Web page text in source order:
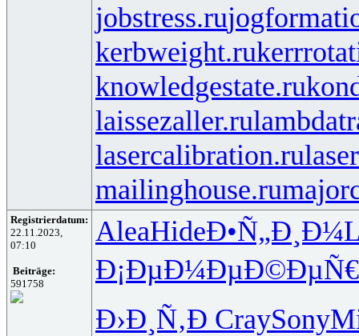
jobstress.ru
kerbweight.ru
knowledgestate.ru
laissezaller.ru
lasercalibration.ru
mailinghouse.ru
Registrierdatum:
22.11.2023,
07:10
Beiträge:
591758
AleaHideÐ•Ñ„Ð¸Ð¼
Ð¡ÐµÐ¼Ðµ
Ð›Ð¸Ñ‚Ð CraySony